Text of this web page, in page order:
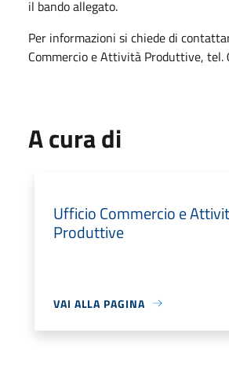
il bando allegato.
Per informazioni si chiede di
Commercio e Attività Produttive,
A cura di
Ufficio Commercio e
Produttive
VAI ALLA PAGINA